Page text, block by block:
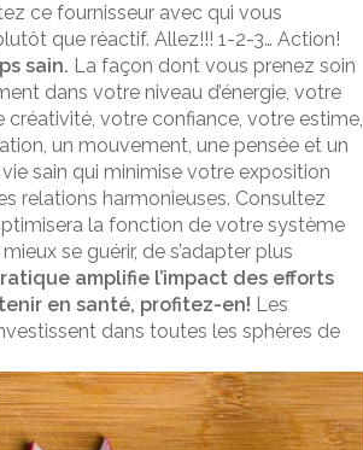
ce fournisseur avec qui vous
que réactif. Allez!!! 1-2-3… Action!
sain. La façon dont vous prenez soin
dans votre niveau d’énergie, votre
votre confiance, votre estime,
un mouvement, une pensée et un
sain qui minimise votre exposition
relations harmonieuses. Consultez
la fonction de votre système
se guérir, de s’adapter plus
amplifie l’impact des efforts
en santé, profitez-en! Les
dans toutes les sphères de